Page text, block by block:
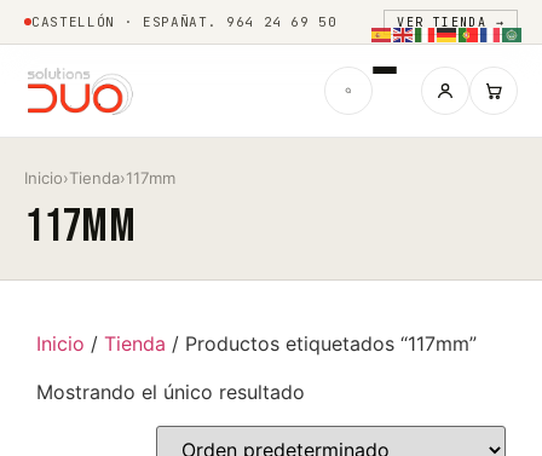
CASTELLÓN · ESPAÑAT. 964 24 69 50 VER TIENDA →
Inicio›Tienda›117mm
117mm
Inicio / Tienda / Productos etiquetados “117mm”
Mostrando el único resultado